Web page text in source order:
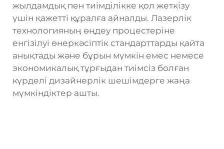
жылдамдық пен тиімділікке қол жеткізу
үшін қажетті құралға айналды. Лазерлік
технологияның өңдеу процестеріне
енгізілуі өнеркәсіптік стандарттарды қайта
анықтады және бұрын мүмкін емес немесе
экономикалық тұрғыдан тиімсіз болған
күрделі дизайнерлік шешімдерге жаңа
мүмкіндіктер ашты.